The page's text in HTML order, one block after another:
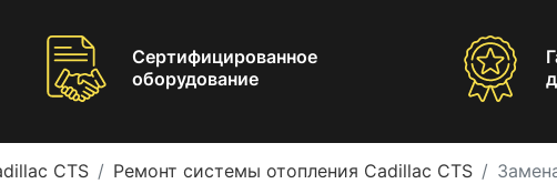
Сертифицированное
оборудование
CTS Ремонт системы отопления Cadillac CTS